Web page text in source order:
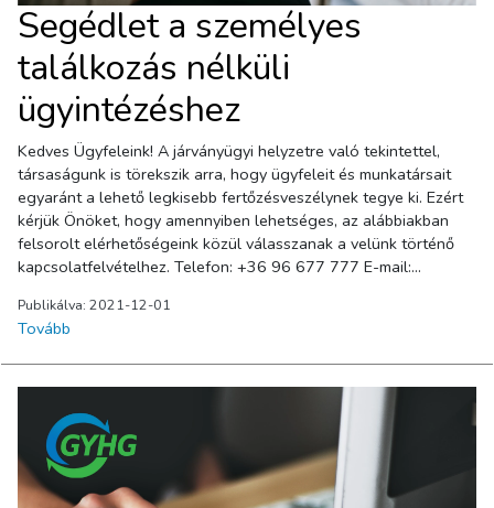
Segédlet a személyes
találkozás nélküli
ügyintézéshez
Kedves Ügyfeleink! A járványügyi helyzetre való tekintettel,
társaságunk is törekszik arra, hogy ügyfeleit és munkatársait
egyaránt a lehető legkisebb fertőzésveszélynek tegye ki. Ezért
kérjük Önöket, hogy amennyiben lehetséges, az alábbiakban
felsorolt elérhetőségeink közül válasszanak a velünk történő
kapcsolatfelvételhez. Telefon: +36 96 677 777 E-mail:
felhívjuk szíves figyelmüket, hogy az ügyintézéshez szükséges
formanyomtatványok szinte minden ügytípushoz letölthetőek a
weboldalunkról, melyeket a kitöltés után postai úton, vagy
scannelve e-mail formájában is elküldhenek számunkra. Ez alól
csak a zöldhulladékos és a zártkerti hulladékgyűjtő zsákok
átvétele képez kivételt, ami továbbra is személyes megjelenést
Publikálva: 2021-12-01
Tovább